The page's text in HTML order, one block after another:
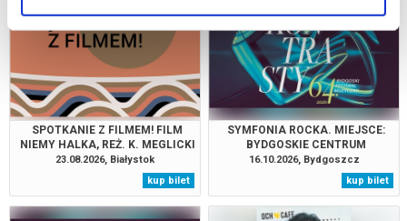
SPOTKANIE Z FILMEM! FILM
NIEMY HALKA, REŻ. K. MEGLICKI
Z 1929 ROKU Z MUZYKĄ NA
ŻYWO, I MIĘDZYNARODOWE
SPOTKANIA ZE SZTUKĄ
23.08.2026, Białystok
kup bilet
SYMFONIA ROCKA. MIEJSCE:
BYDGOSKIE CENTRUM
TARGOWO-WYSTAWIENNICZE
16.10.2026, Bydgoszcz
kup bilet